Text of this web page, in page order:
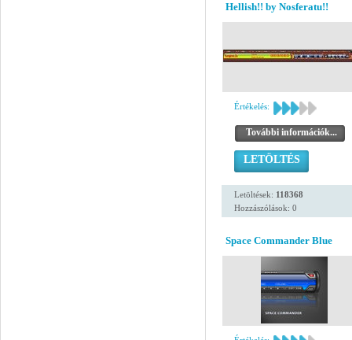
Hellish!! by Nosferatu!!
Értékelés:
További információk...
LETÖLTÉS
Letöltések: 118368
Hozzászólások: 0
Space Commander Blue